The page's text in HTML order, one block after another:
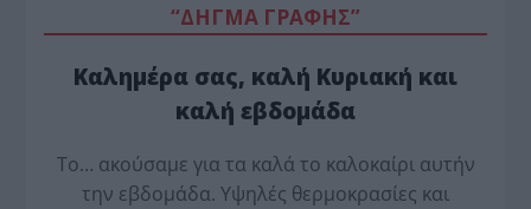
“ΔΗΓΜΑ ΓΡΑΦΗΣ”
Καλημέρα σας, καλή Κυριακή και
καλή εβδομάδα
Το… ακούσαμε για τα καλά το καλοκαίρι αυτήν
την εβδομάδα. Υψηλές θερμοκρασίες και